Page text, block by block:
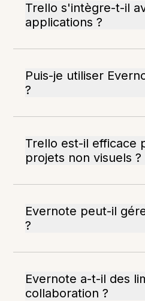
Trello s'intègre-t-il
applications ?
Puis-je utiliser
?
Trello est-il efficace
projets non visuels ?
Evernote peut-il
?
Evernote a-t-il des
collaboration ?